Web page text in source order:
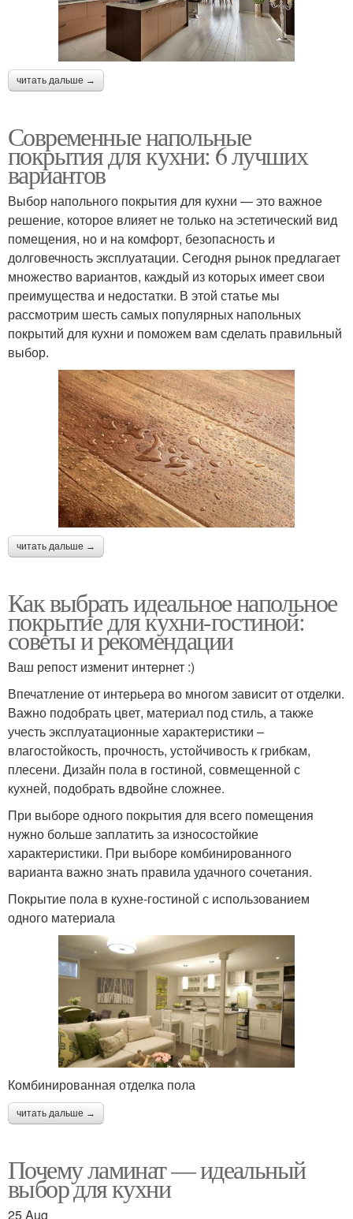
читать дальше →
Современные напольные
покрытия для кухни: 6 лучших
вариантов
Выбор напольного покрытия для кухни — это важное
решение, которое влияет не только на эстетический вид
помещения, но и на комфорт, безопасность и
долговечность эксплуатации. Сегодня рынок предлагает
множество вариантов, каждый из которых имеет свои
преимущества и недостатки. В этой статье мы
рассмотрим шесть самых популярных напольных
покрытий для кухни и поможем вам сделать правильный
выбор.
читать дальше →
Как выбрать идеальное напольное
покрытие для кухни-гостиной:
советы и рекомендации
Ваш репост изменит интернет :)
Впечатление от интерьера во многом зависит от отделки.
Важно подобрать цвет, материал под стиль, а также
учесть эксплуатационные характеристики –
влагостойкость, прочность, устойчивость к грибкам,
плесени. Дизайн пола в гостиной, совмещенной с
кухней, подобрать вдвойне сложнее.
При выборе одного покрытия для всего помещения
нужно больше заплатить за износостойкие
характеристики. При выборе комбинированного
варианта важно знать правила удачного сочетания.
Покрытие пола в кухне-гостиной с использованием
одного материала
Комбинированная отделка пола
читать дальше →
Почему ламинат — идеальный
выбор для кухни
25 Aug